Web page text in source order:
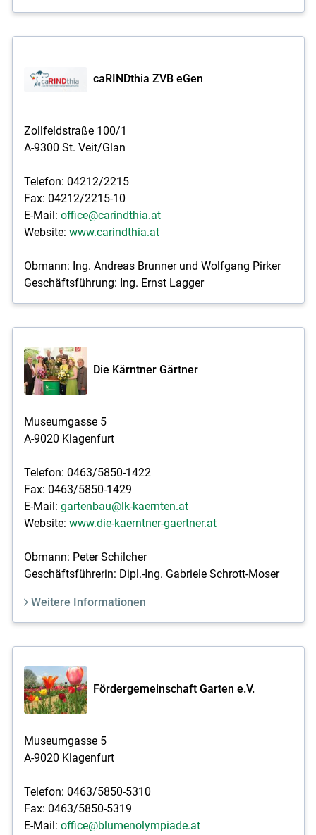
caRINDthia ZVB eGen
Zollfeldstraße 100/1
A-9300 St. Veit/Glan
Telefon: 04212/2215
Fax: 04212/2215-10
E-Mail: office@carindthia.at
Website: www.carindthia.at
Obmann: Ing. Andreas Brunner und Wolfgang Pirker
Geschäftsführung: Ing. Ernst Lagger
Die Kärntner Gärtner
Museumgasse 5
A-9020 Klagenfurt
Telefon: 0463/5850-1422
Fax: 0463/5850-1429
E-Mail: gartenbau@lk-kaernten.at
Website: www.die-kaerntner-gaertner.at
Obmann: Peter Schilcher
Geschäftsführerin: Dipl.-Ing. Gabriele Schrott-Moser
Weitere Informationen
Fördergemeinschaft Garten e.V.
Museumgasse 5
A-9020 Klagenfurt
Telefon: 0463/5850-5310
Fax: 0463/5850-5319
E-Mail: office@blumenolympiade.at